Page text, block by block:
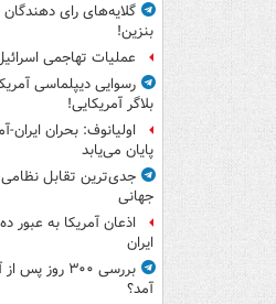
گلایه‌های رای
بنزین!
عملیات تهاجمی
رسوایی دیپلماسی
بلاگر آمریکایی!
اولیانوف: بحران
پایان می‌یابد
جدی‌ترین تقابل نظامی
جهانی
اذعان آمریکا به عبور
ایران
بررسی ۳۰۰
آمد؟